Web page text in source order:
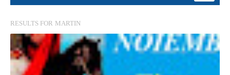
RESULTS FOR MARTIN